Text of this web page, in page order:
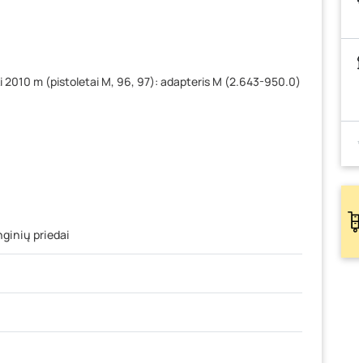
2010 m (pistoletai M, 96, 97): adapteris M (2.643-950.0)
priedai